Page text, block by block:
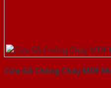
Cửa Gỗ Chống Cháy MDF